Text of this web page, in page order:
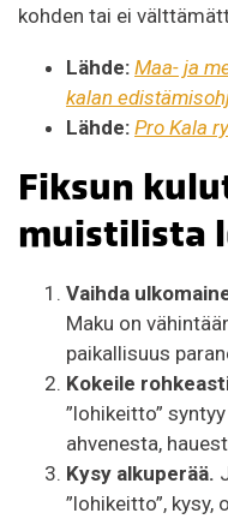
kohden tai ei
Lähde: Maa- ja
kalan
Lähde: Pro Kala
Fiksun
muistilista
Vaihda
Maku on
paikallisuus
Kokeile
”lohikeitto”
ahvenesta,
Kysy alkuperää.
”lohikeitto”,